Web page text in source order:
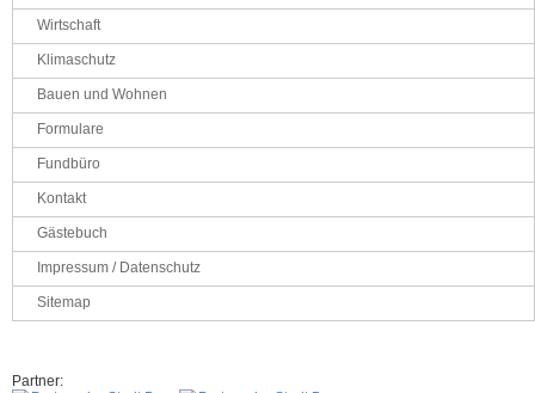
Wirtschaft
Klimaschutz
Bauen und Wohnen
Formulare
Fundbüro
Kontakt
Gästebuch
Impressum / Datenschutz
Sitemap
Partner: